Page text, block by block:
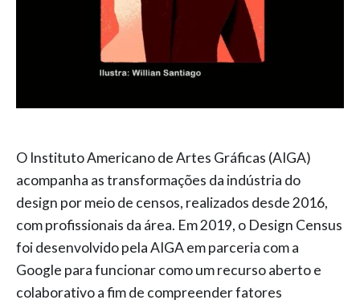
O Instituto Americano de Artes Gráficas (AIGA)
acompanha as transformações da indústria do
design por meio de censos, realizados desde 2016,
com profissionais da área. Em 2019, o Design Census
foi desenvolvido pela AIGA em parceria com a
Google para funcionar como um recurso aberto e
colaborativo a fim de compreender fatores